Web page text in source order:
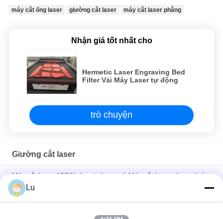
máy cắt ống laser giường cắt laser máy cắt laser phẳng
Nhận giá tốt nhất cho
Hermetic Laser Engraving Bed
Filter Vải Máy Laser tự động
trò chuyện
Giường cắt laser
Máy cắt laser 100W cho giường ngủ Máy cắt laser cho ngành
may mặc
Máy cắt laser giường phẳng tốc độ cao Máy cắt laser 100 watt
Lu